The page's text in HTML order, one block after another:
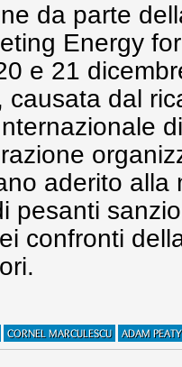
da parte
Energy
e 21
causata dal
aderito alla
pesanti
confronti
CORNEL MARCULESCU ADAM PEATY